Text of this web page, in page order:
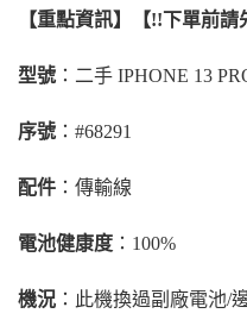
【重點資訊】【!!下單前請
型號 ：二手 IPHONE 13
序號 ：#68291
配件 ：傳輸線
電池健康度 ：100%
機況 ：此機換過副廠電池/